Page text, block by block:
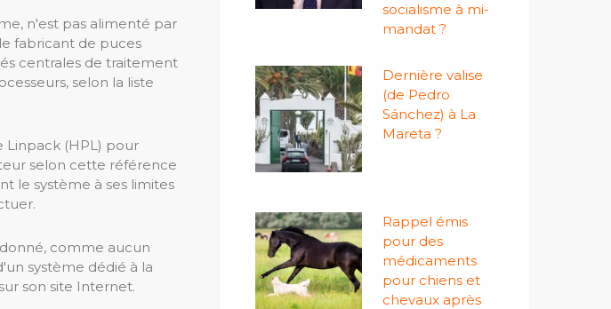
n'est pas alimenté par
fabricant de puces
centrales de traitement
selon la liste
Linpack (HPL) pour
selon cette référence
le système à ses limites
comme aucun
système dédié à la
son site Internet.
socialisme à mi-
mandat ?
Dernière valise
(de Pedro
Sánchez) à La
Mareta ?
Rappel émis
pour des
médicaments
pour chiens et
chevaux après